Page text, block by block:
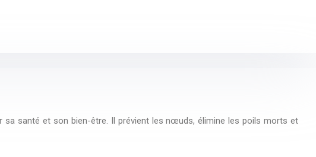
sa santé et son bien-être. Il prévient les nœuds, élimine les poils morts et